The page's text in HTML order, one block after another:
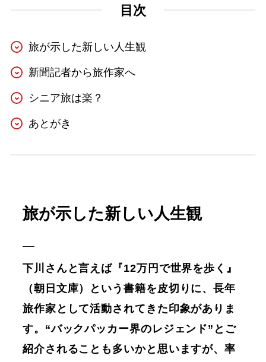
目次
旅が示した新しい人生観
新聞記者から旅作家へ
シニア旅は楽？
あとがき
旅が示した新しい人生観
下川さんと言えば『12万円で世界を歩く』
（朝日文庫）という書籍を皮切りに、長年
旅作家として活動されてきた印象がありま
す。“バックパッカー界のレジェンド”とご
紹介されることも多いかと思いますが、率